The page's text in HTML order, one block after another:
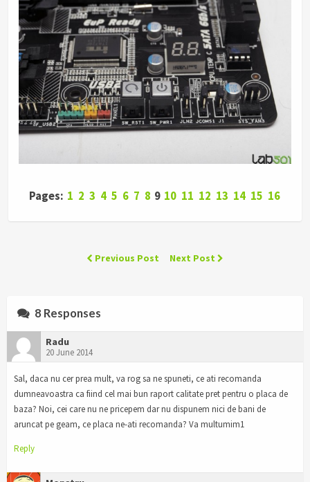
Pages: 1 2 3 4 5 6 7 8 9 10 11 12 13 14 15 16
Previous Post Next Post
8 Responses
Radu
20 June 2014
Sal, daca nu cer prea mult, va rog sa ne spuneti, ce ati recomanda
dumneavoastra ca fiind cel mai bun raport calitate pret pentru o placa de
baza? Noi, cei care nu ne pricepem dar nu dispunem nici de bani de
aruncat pe geam, ce placa ne-ati recomanda? Va multumim1
Reply